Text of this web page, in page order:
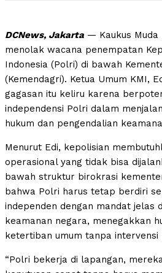
DCNews, Jakarta — Kaukus Muda
menolak wacana penempatan
Indonesia (Polri) di bawah
(Kemendagri). Ketua Umum KMI,
gagasan itu keliru karena
independensi Polri dalam
hukum dan pengendalian
Menurut Edi, kepolisian
operasional yang tidak bisa
bawah struktur birokrasi
bahwa Polri harus tetap berdiri
independen dengan mandat jelas
keamanan negara, menegakkan
ketertiban umum tanpa
“Polri bekerja di lapangan,